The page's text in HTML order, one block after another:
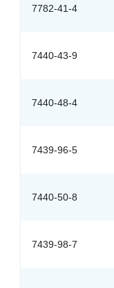
7782-41-4
7440-43-9
7440-48-4
7439-96-5
7440-50-8
7439-98-7